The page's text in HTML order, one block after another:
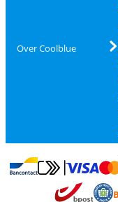
Over Coolblue
Betalen met Bancontact
Betalen met